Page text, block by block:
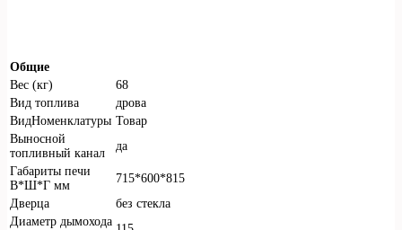
Общие
Вес (кг)
68
Вид топлива
дрова
ВидНоменклатуры Товар
Выносной
топливный канал
да
Габариты печи
В*Ш*Г мм
715*600*815
Дверца
без стекла
Диаметр дымохода